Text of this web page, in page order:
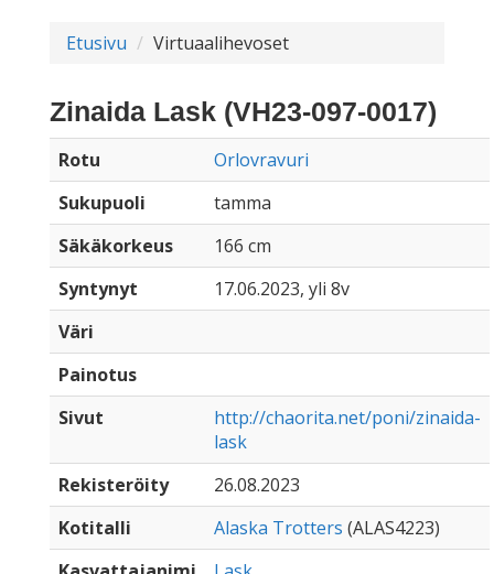
Etusivu Virtuaalihevoset
Zinaida Lask (VH23-097-0017)
Rotu
Orlovravuri
Sukupuoli
tamma
Säkäkorkeus
166 cm
Syntynyt
17.06.2023, yli 8v
Väri
Painotus
Sivut
http://chaorita.net/poni/zinaida-
lask
Rekisteröity
26.08.2023
Kotitalli
Alaska Trotters (ALAS4223)